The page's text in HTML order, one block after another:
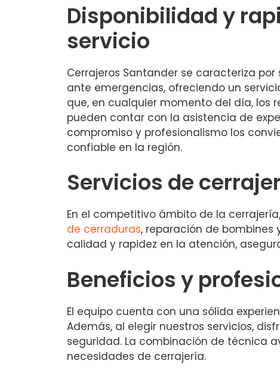
Disponibilidad y
servicio
Cerrajeros Santander se caracteriza
ante emergencias, ofreciendo un
que, en cualquier momento del día, los
pueden contar con la asistencia de
compromiso y profesionalismo los
confiable en la región.
Servicios de
En el competitivo ámbito de la
de cerraduras, reparación de bombines
calidad y rapidez en la atención,
Beneficios y
El equipo cuenta con una sólida
Además, al elegir nuestros servicios,
seguridad. La combinación de técnica
necesidades de cerrajería.